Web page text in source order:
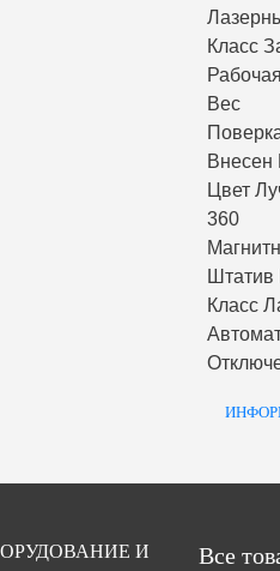
Класс
Вес
Внесен
Цвет
360
Штатив
Класс
И
Все